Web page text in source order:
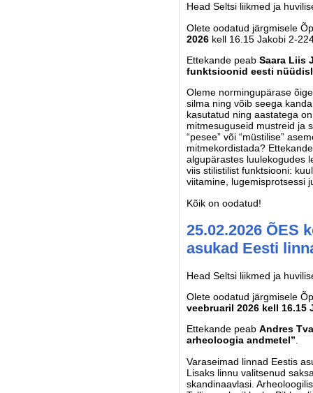
Head Seltsi liikmed ja
Olete oodatud järgmisele
2026 kell 16.15 Jakobi 2-
Ettekande peab Saara Liis
funktsioonid eesti
Oleme normingupärase
silma ning võib seega
kasutatud ning aastatega
mitmesuguseid mustreid ja
“pesee” või “müstilise”
mitmekordistada?
algupärastes luulekogudes
viis stilistilist funktsiooni:
viitamine, lugemisprotsessi
Kõik on oodatud!
25.02.2026 ÕES
asukad Eesti
Head Seltsi liikmed ja
Olete oodatud järgmisele
veebruaril 2026 kell 16.15
Ettekande peab Andres
arheoloogia andmetel”.
Varaseimad linnad Eestis
Lisaks linnu valitsenud
skandinaavlasi.